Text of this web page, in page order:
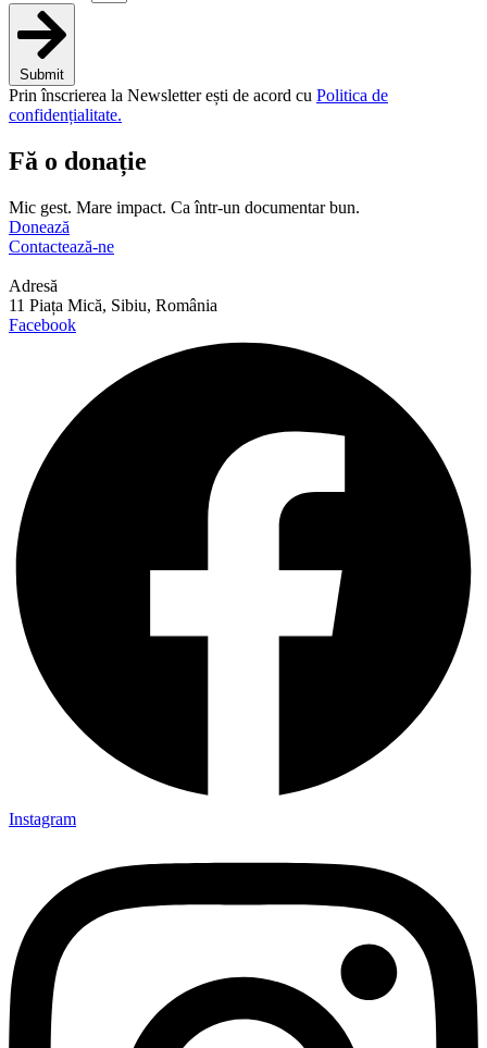
Submit
Prin înscrierea la Newsletter ești de acord cu Politica de
confidențialitate.
Fă o donație
Mic gest. Mare impact. Ca într-un documentar bun.
Donează
Contactează-ne
Adresă
11 Piața Mică, Sibiu, România
Facebook
Instagram